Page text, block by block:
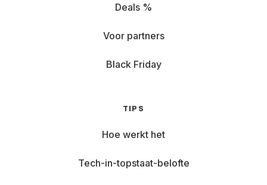
Deals %
Voor partners
Black Friday
TIPS
Hoe werkt het
Tech-in-topstaat-belofte